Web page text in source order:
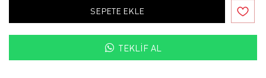
SEPETE EKLE
TEKLIF AL